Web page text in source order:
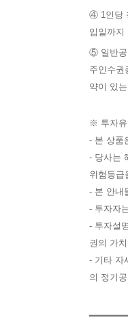
④ 1인당
입일까지
⑤ 일반공
주인수권
약이 있
※ 투자
- 본 상품
- 당사는
위험등급
- 본 안내
- 투자자
- 투자설
권의 가
- 기타 자
의 정기